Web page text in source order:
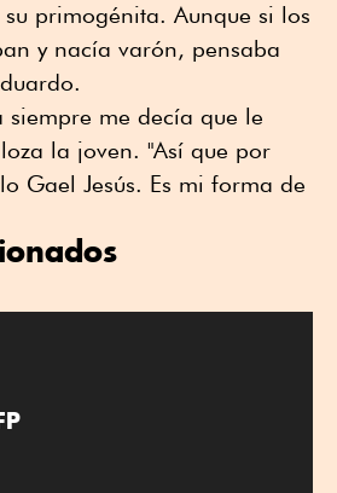
primogénita. Aunque si los
y nacía varón, pensaba
siempre me decía que le
la joven. "Así que por
Gael Jesús. Es mi forma de